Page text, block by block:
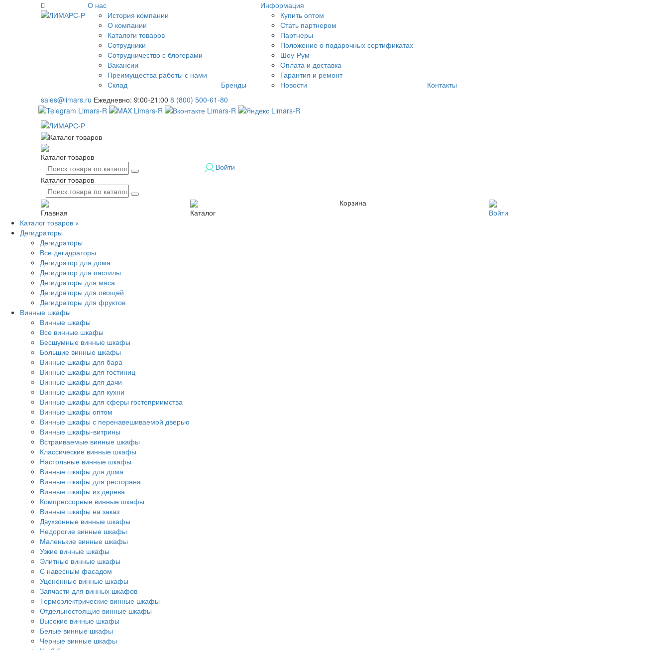
О нас
История компании
О компании
Каталоги товаров
Сотрудники
Сотрудничество с блогерами
Вакансии
Преимущества работы с нами
Склад
Бренды
Информация
Купить оптом
Стать партнером
Партнеры
Положение о подарочных сертификатах
Шоу-Рум
Оплата и доставка
Гарантия и ремонт
Новости
Контакты
sales@limars.ru Ежедневно: 9:00-21:00 8 (800) 500-61-80
Каталог товаров
Войти
Каталог товаров
Главная Каталог
Корзина
Войти
Каталог товаров ×
Дегидраторы
Дегидраторы
Все дегидраторы
Дегидратор для дома
Дегидратор для пастилы
Дегидраторы для мяса
Дегидраторы для овощей
Дегидраторы для фруктов
Винные шкафы
Винные шкафы
Все винные шкафы
Бесшумные винные шкафы
Большие винные шкафы
Винные шкафы для бара
Винные шкафы для гостиниц
Винные шкафы для дачи
Винные шкафы для кухни
Винные шкафы для сферы гостеприимства
Винные шкафы оптом
Винные шкафы с перенавешиваемой дверью
Винные шкафы-витрины
Встраиваемые винные шкафы
Классические винные шкафы
Настольные винные шкафы
Винные шкафы для дома
Винные шкафы для ресторана
Винные шкафы из дерева
Компрессорные винные шкафы
Винные шкафы на заказ
Двухзонные винные шкафы
Недорогие винные шкафы
Маленькие винные шкафы
Узкие винные шкафы
Элитные винные шкафы
С навесным фасадом
Уцененные винные шкафы
Запчасти для винных шкафов
Термоэлектрические винные шкафы
Отдельностоящие винные шкафы
Высокие винные шкафы
Белые винные шкафы
Черные винные шкафы